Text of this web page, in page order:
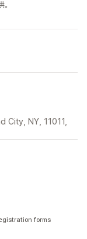
City, NY, 11011,
forms